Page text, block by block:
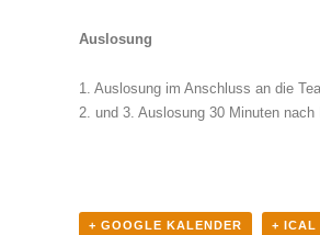
Auslosung
1. Auslosung im Anschluss an die
2. und 3. Auslosung 30 Minuten
+ GOOGLE KALENDER + ICAL